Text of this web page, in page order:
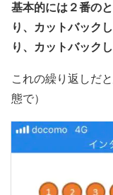
基本的には２番の
り、カットバック
り、カットバックし
これの繰り返しだ
態で）